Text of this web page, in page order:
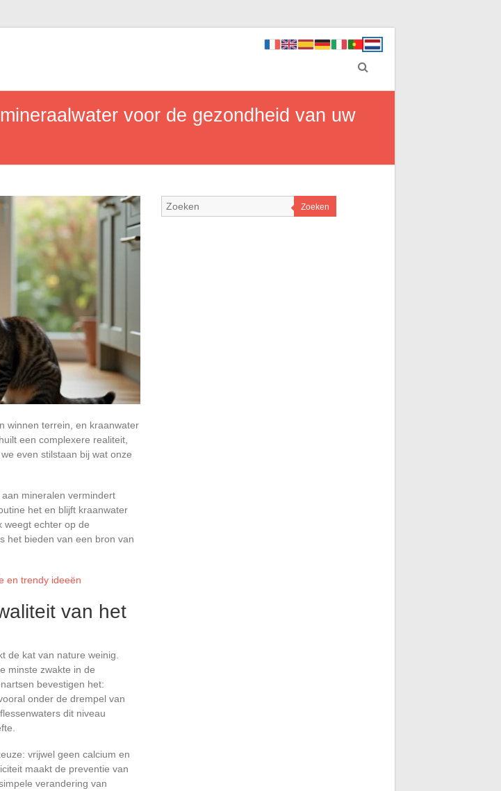
voor de gezondheid van uw
winnen terrein, en kraanwater
een complexere realiteit,
even stilstaan bij wat onze
mineralen vermindert
het en blijft kraanwater
weegt echter op de
het bieden van een bron van
en trendy ideeën
van het
de kat van nature weinig.
minste zwakte in de
bevestigen het:
onder de drempel van
dit niveau
vrijwel geen calcium en
maakt de preventie van
verandering van
Zoeken